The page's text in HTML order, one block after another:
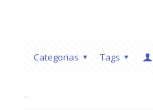
Categorias Tags